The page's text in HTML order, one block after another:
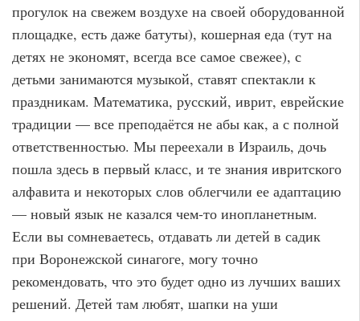
прогулок на свежем воздухе на своей оборудованной
площадке, есть даже батуты), кошерная еда (тут на
детях не экономят, всегда все самое свежее), с
детьми занимаются музыкой, ставят спектакли к
праздникам. Математика, русский, иврит, еврейские
традиции — все преподаётся не абы как, а с полной
ответственностью. Мы переехали в Израиль, дочь
пошла здесь в первый класс, и те знания ивритского
алфавита и некоторых слов облегчили ее адаптацию
— новый язык не казался чем-то инопланетным.
Если вы сомневаетесь, отдавать ли детей в садик
при Воронежской синагоге, могу точно
рекомендовать, что это будет одно из лучших ваших
решений. Детей там любят, шапки на уши